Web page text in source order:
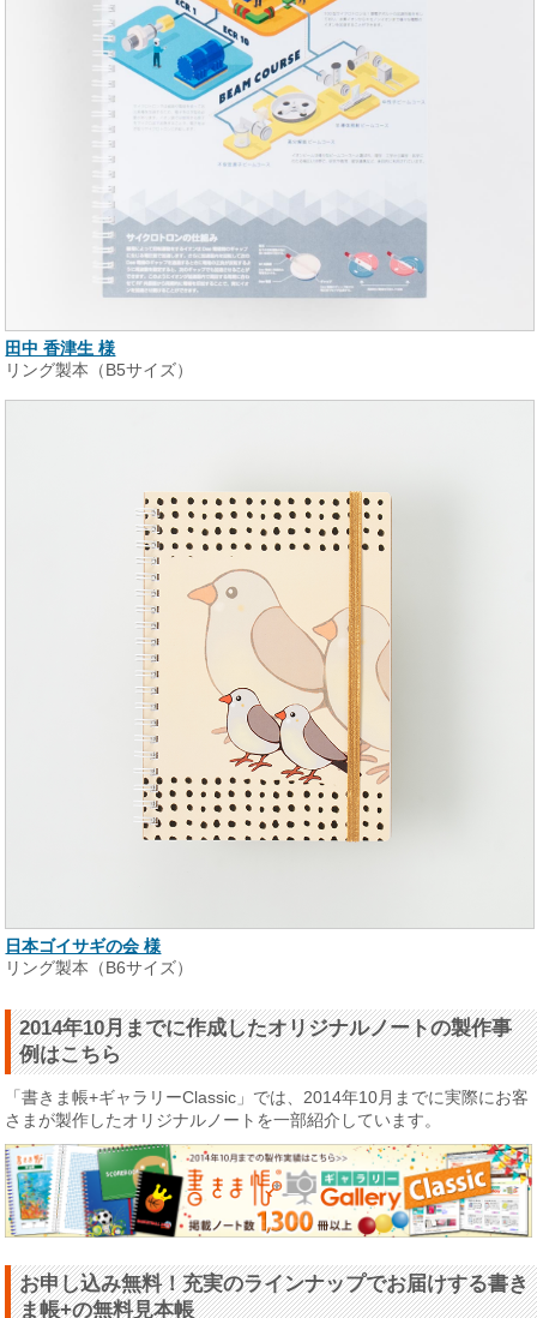
田中 香津生 様
リング製本（B5サイズ）
日本ゴイサギの会 様
リング製本（B6サイズ）
2014年10月までに作成したオリジナルノートの製作事
例はこちら
「書きま帳+ギャラリーClassic」では、2014年10月までに実際にお客
さまが製作したオリジナルノートを一部紹介しています。
お申し込み無料！充実のラインナップでお届けする書き
ま帳+の無料見本帳